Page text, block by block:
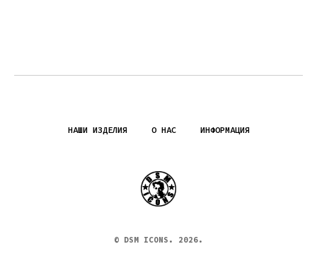
НАШИ ИЗДЕЛИЯ О НАС ИНФОРМАЦИЯ
© DSM ICONS. 2026.